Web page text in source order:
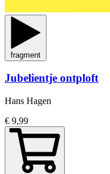
fragment
Jubelientje ontploft
Hans Hagen
€ 9,99